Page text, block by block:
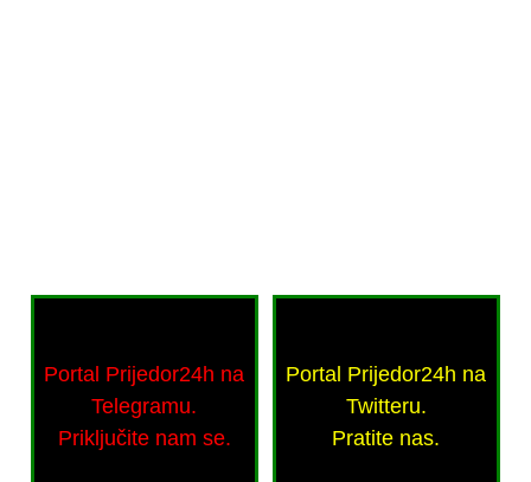
Portal Prijedor24h na
Telegramu.
Priključite nam se.
Portal Prijedor24h na
Twitteru.
Pratite nas.